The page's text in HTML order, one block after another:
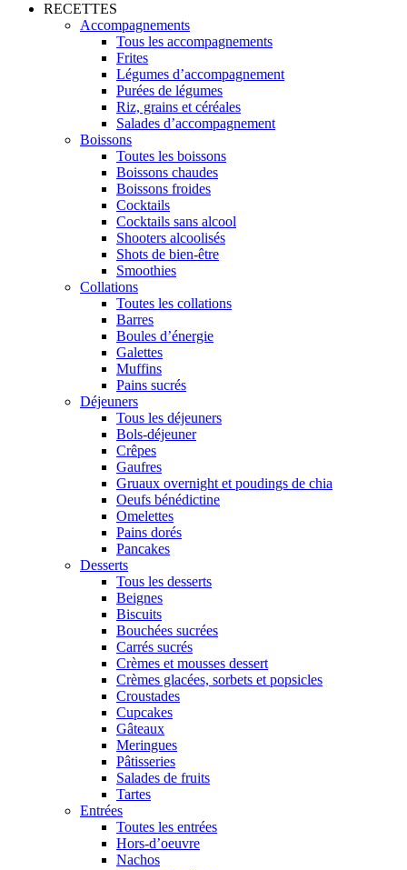
RECETTES
Accompagnements
Tous les accompagnements
Frites
Légumes d’accompagnement
Purées de légumes
Riz, grains et céréales
Salades d’accompagnement
Boissons
Toutes les boissons
Boissons chaudes
Boissons froides
Cocktails
Cocktails sans alcool
Shooters alcoolisés
Shots de bien-être
Smoothies
Collations
Toutes les collations
Barres
Boules d’énergie
Galettes
Muffins
Pains sucrés
Déjeuners
Tous les déjeuners
Bols-déjeuner
Crêpes
Gaufres
Gruaux overnight et poudings de chia
Oeufs bénédictine
Omelettes
Pains dorés
Pancakes
Desserts
Tous les desserts
Beignes
Biscuits
Bouchées sucrées
Carrés sucrés
Crèmes et mousses dessert
Crèmes glacées, sorbets et popsicles
Croustades
Cupcakes
Gâteaux
Meringues
Pâtisseries
Salades de fruits
Tartes
Entrées
Toutes les entrées
Hors-d’oeuvre
Nachos